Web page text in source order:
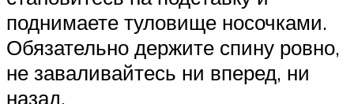
поднимаете туловище носочками.
Обязательно держите спину ровно,
не заваливайтесь ни вперед, ни
назад.